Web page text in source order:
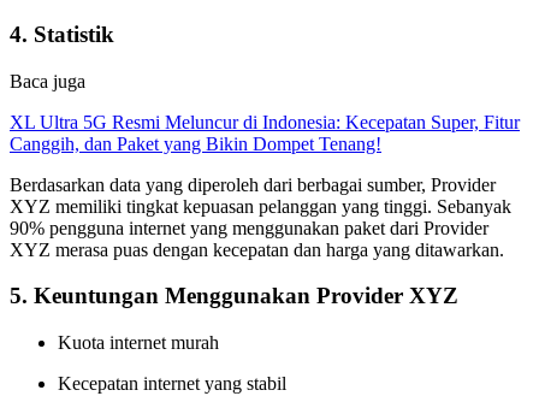
4. Statistik
Baca juga
XL Ultra 5G Resmi Meluncur di Indonesia: Kecepatan Super, Fitur
Canggih, dan Paket yang Bikin Dompet Tenang!
Berdasarkan data yang diperoleh dari berbagai sumber, Provider
XYZ memiliki tingkat kepuasan pelanggan yang tinggi. Sebanyak
90% pengguna internet yang menggunakan paket dari Provider
XYZ merasa puas dengan kecepatan dan harga yang ditawarkan.
5. Keuntungan Menggunakan Provider XYZ
Kuota internet murah
Kecepatan internet yang stabil